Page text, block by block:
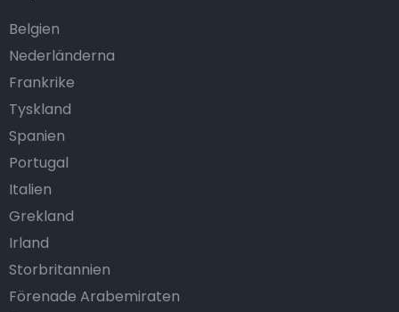
Belgien
Nederländerna
Frankrike
Tyskland
Spanien
Portugal
Italien
Grekland
Irland
Storbritannien
Förenade Arabemiraten